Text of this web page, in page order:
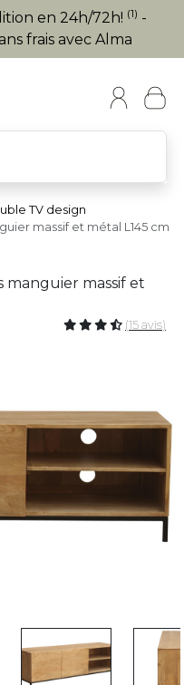
en 24h/72h! (1) -
frais avec Alma
TV design
massif et métal L145 cm
manguier massif et
(15 avis)